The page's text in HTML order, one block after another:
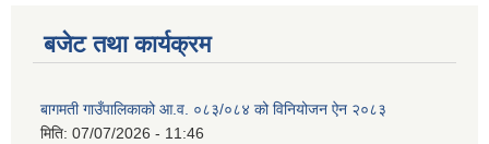
बजेट तथा कार्यक्रम
बागमती गाउँपालिकाको आ.व. ०८३/०८४ को विनियोजन ऐन २०८३
मिति: 07/07/2026 - 11:46